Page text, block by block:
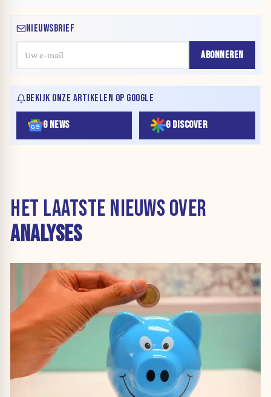
NIEUWSBRIEF
ABONNEREN
BEKIJK ONZE ARTIKELEN OP GOOGLE
G NEWS G DISCOVER
HET LAATSTE NIEUWS OVER
ANALYSES